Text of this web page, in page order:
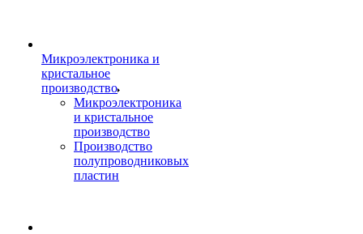
Микроэлектроника и
кристальное
производство
Микроэлектроника
и кристальное
производство
Производство
полупроводниковых
пластин